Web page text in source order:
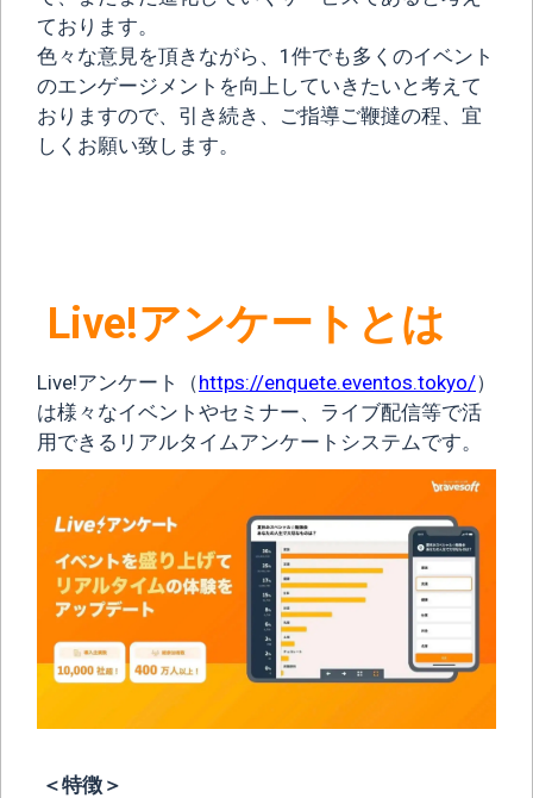
ております。
色々な意見を頂きながら、1件でも多くのイベント
のエンゲージメントを向上していきたいと考えて
おりますので、引き続き、ご指導ご鞭撻の程、宜
しくお願い致します。
Live!アンケートとは
Live!アンケート（https://enquete.eventos.tokyo/）
は様々なイベントやセミナー、ライブ配信等で活
用できるリアルタイムアンケートシステムです。
＜特徴＞